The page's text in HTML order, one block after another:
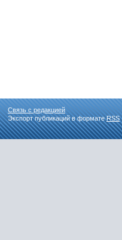
Связь с редакцией
Экспорт публикаций в форматеRSS